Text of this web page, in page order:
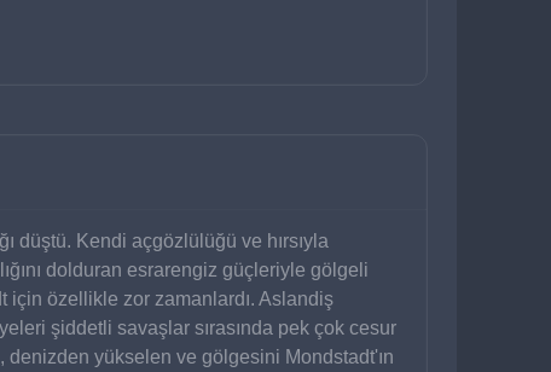
düştü. Kendi açgözlülüğü ve hırsıyla
dolduran esrarengiz güçleriyle gölgeli
için özellikle zor zamanlardı. Aslandiş
şiddetli savaşlar sırasında pek çok cesur
denizden yükselen ve gölgesini Mondstadt'ın